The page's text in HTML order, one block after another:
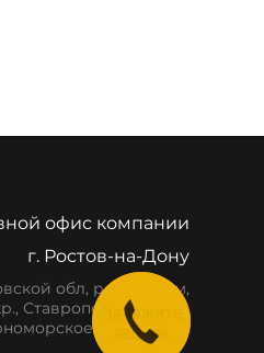
офис компании
г. Ростов-на-Дону
обл, респ. Крым,
Ставропольский кр.,
побережье
Закажите
звонок